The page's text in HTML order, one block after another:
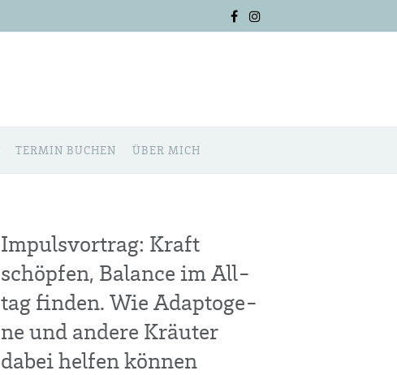
TER­MIN BUCHEN ÜBER MICH
Impuls­vor­trag: Kraft
schöp­fen, Balan­ce im All­
tag fin­den. Wie Adap­to­ge­
ne und ande­re Kräu­ter
dabei hel­fen können